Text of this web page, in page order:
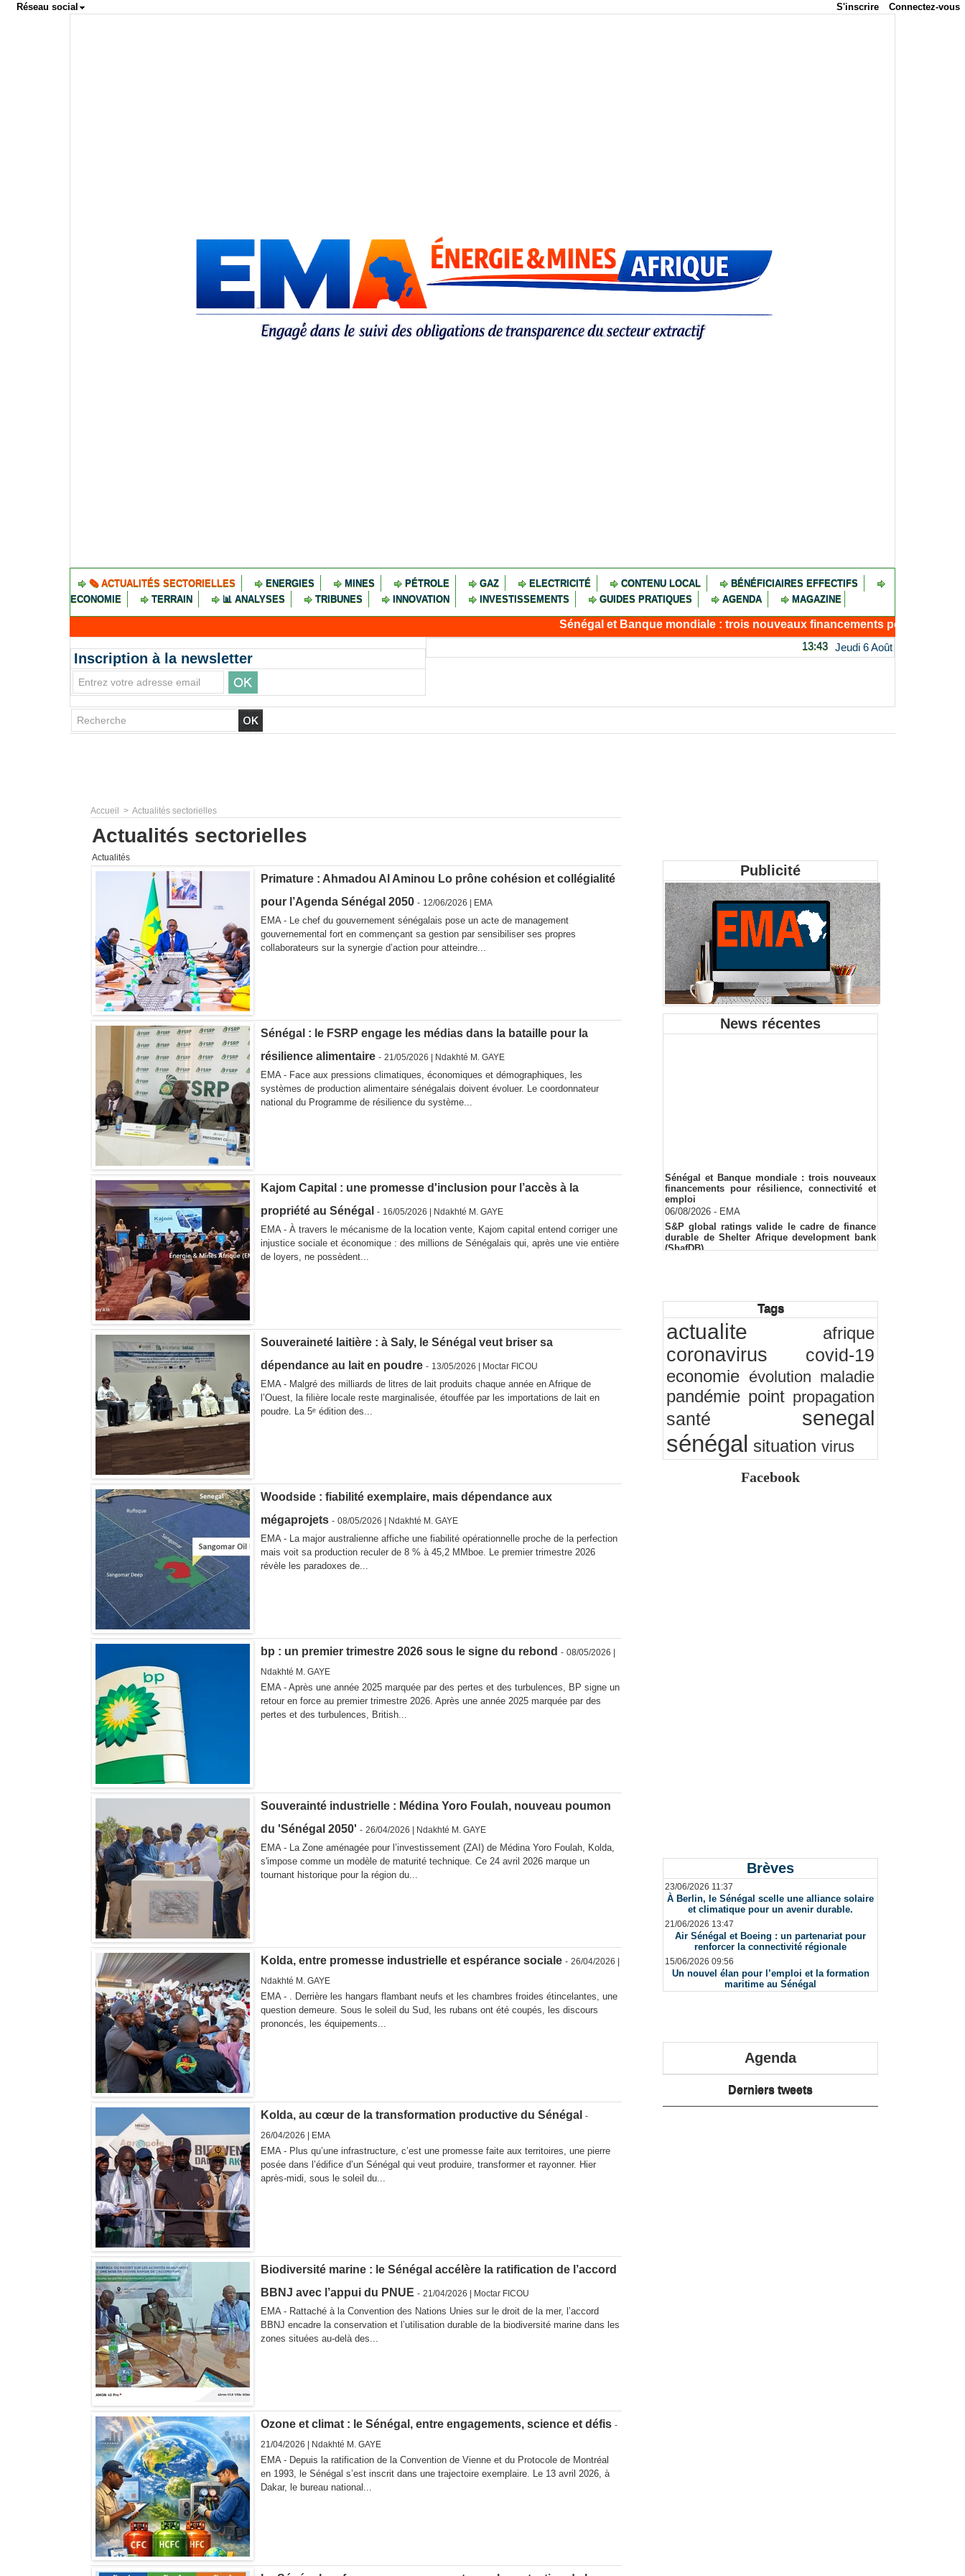
Réseau social Connectez-vous
S'inscrire
🗞️ ACTUALITÉS SECTORIELLES ENERGIES MINES PÉTROLE GAZ ELECTRICITÉ CONTENU LOCAL
BÉNÉFICIAIRES EFFECTIFS
ECONOMIE
TERRAIN 📊 ANALYSES TRIBUNES INNOVATION INVESTISSEMENTS GUIDES PRATIQUES AGENDA MAGAZINE
Sénégal et Banque mondiale : trois nouveaux financements pour résilience, connectivité
Inscription à la newsletter
Jeudi 6 Août
13:43
Accueil > Actualités sectorielles
Actualités sectorielles
Actualités
Primature : Ahmadou Al Aminou Lo prône cohésion et collégialité
pour l’Agenda Sénégal 2050 - 12/06/2026 | EMA
EMA - Le chef du gouvernement sénégalais pose un acte de management
gouvernemental fort en commençant sa gestion par sensibiliser ses propres
collaborateurs sur la synergie d’action pour atteindre...
Sénégal : le FSRP engage les médias dans la bataille pour la
résilience alimentaire - 21/05/2026 | Ndakhté M. GAYE
EMA - Face aux pressions climatiques, économiques et démographiques, les
systèmes de production alimentaire sénégalais doivent évoluer. Le coordonnateur
national du Programme de résilience du système...
Kajom Capital : une promesse d'inclusion pour l’accès à la
propriété au Sénégal - 16/05/2026 | Ndakhté M. GAYE
EMA - À travers le mécanisme de la location vente, Kajom capital entend corriger une
injustice sociale et économique : des millions de Sénégalais qui, après une vie entière
de loyers, ne possèdent...
Souveraineté laitière : à Saly, le Sénégal veut briser sa
dépendance au lait en poudre - 13/05/2026 | Moctar FICOU
EMA - Malgré des milliards de litres de lait produits chaque année en Afrique de
l’Ouest, la filière locale reste marginalisée, étouffée par les importations de lait en
poudre. La 5ᵉ édition des...
Woodside : fiabilité exemplaire, mais dépendance aux
mégaprojets - 08/05/2026 | Ndakhté M. GAYE
EMA - La major australienne affiche une fiabilité opérationnelle proche de la perfection
mais voit sa production reculer de 8 % à 45,2 MMboe. Le premier trimestre 2026
révèle les paradoxes de...
bp : un premier trimestre 2026 sous le signe du rebond - 08/05/2026 |
Ndakhté M. GAYE
EMA - Après une année 2025 marquée par des pertes et des turbulences, BP signe un
retour en force au premier trimestre 2026. Après une année 2025 marquée par des
pertes et des turbulences, British...
Souverainté industrielle : Médina Yoro Foulah, nouveau poumon
du 'Sénégal 2050' - 26/04/2026 | Ndakhté M. GAYE
EMA - La Zone aménagée pour l’investissement (ZAI) de Médina Yoro Foulah, Kolda,
s'impose comme un modèle de maturité technique. Ce 24 avril 2026 marque un
tournant historique pour la région du...
Kolda, entre promesse industrielle et espérance sociale - 26/04/2026 |
Ndakhté M. GAYE
EMA - . Derrière les hangars flambant neufs et les chambres froides étincelantes, une
question demeure. Sous le soleil du Sud, les rubans ont été coupés, les discours
prononcés, les équipements...
Kolda, au cœur de la transformation productive du Sénégal -
26/04/2026 | EMA
EMA - Plus qu’une infrastructure, c’est une promesse faite aux territoires, une pierre
posée dans l’édifice d’un Sénégal qui veut produire, transformer et rayonner. Hier
après-midi, sous le soleil du...
Biodiversité marine : le Sénégal accélère la ratification de l’accord
BBNJ avec l’appui du PNUE - 21/04/2026 | Moctar FICOU
EMA - Rattaché à la Convention des Nations Unies sur le droit de la mer, l’accord
BBNJ encadre la conservation et l’utilisation durable de la biodiversité marine dans les
zones situées au-delà des...
Ozone et climat : le Sénégal, entre engagements, science et défis -
21/04/2026 |
Ndakhté M. GAYE
EMA - Depuis la ratification de la Convention de Vienne et du Protocole de Montréal
en 1993, le Sénégal s’est inscrit dans une trajectoire exemplaire. Le 13 avril 2026, à
Dakar, le bureau national...
Publicité
News récentes
emploi
06/08/2026 -EMA
S&P global ratings valide le cadre de finance
durable de Shelter Afrique development bank
(ShafDB)
06/08/2026 -EMA
Industrialisation verte au Sénégal : comment
Observatoire des finances locales - Obfiloc :
transparence locale, impact national
26/07/2026 - Ndakhté M. GAYE
Rapport Bceao 2025 : résilience, transition et
innovation
24/07/2026 -Ndakhté M. GAYE
Tags
actualite afrique
coronavirus
covid-19
economie évolution maladie
pandémie point propagation
santé senegal
sénégal situation virus
Facebook
Brèves
23/06/2026 11:37
À Berlin, le Sénégal scelle une alliance solaire
et climatique pour un avenir durable.
21/06/2026 13:47
Air Sénégal et Boeing : un partenariat pour
renforcer la connectivité régionale
15/06/2026 09:56
Un nouvel élan pour l’emploi et la formation
maritime au Sénégal
Agenda
Derniers tweets